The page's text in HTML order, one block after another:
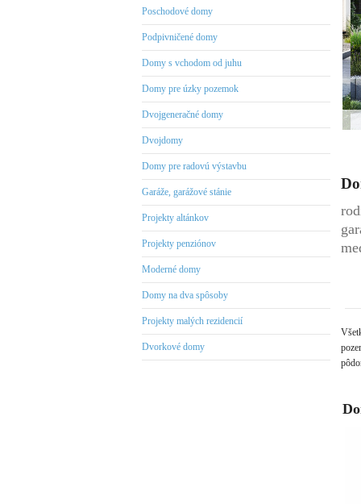
Poschodové domy
Podpivničené domy
Domy s vchodom od juhu
Domy pre úzky pozemok
Dvojgeneračné domy
Dvojdomy
Domy pre radovú výstavbu
Garáže, garážové stánie
Projekty altánkov
Projekty penziónov
Moderné domy
Domy na dva spôsoby
Projekty malých rezidencií
Dvorkové domy